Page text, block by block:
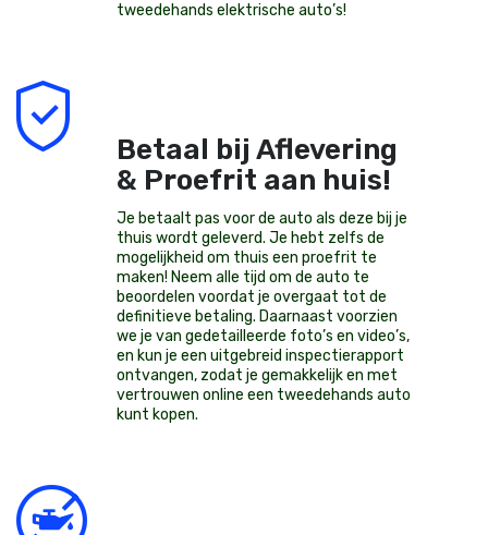
tweedehands elektrische auto’s!
Betaal bij Aflevering
& Proefrit aan huis!
Je betaalt pas voor de auto als deze bij je
thuis wordt geleverd. Je hebt zelfs de
mogelijkheid om thuis een proefrit te
maken! Neem alle tijd om de auto te
beoordelen voordat je overgaat tot de
definitieve betaling. Daarnaast voorzien
we je van gedetailleerde foto’s en video’s,
en kun je een uitgebreid inspectierapport
ontvangen, zodat je gemakkelijk en met
vertrouwen online een tweedehands auto
kunt kopen.